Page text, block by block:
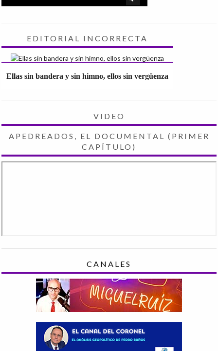
EDITORIAL INCORRECTA
Ellas sin bandera y sin himno, ellos sin vergüenza
VIDEO
APEDREADOS, EL DOCUMENTAL (PRIMER
CAPÍTULO)
CANALES